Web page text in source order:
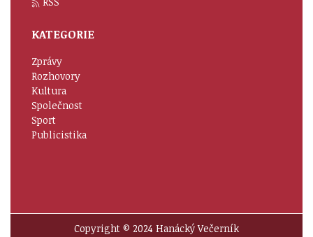
KATEGORIE
Zprávy
Rozhovory
Kultura
Společnost
Sport
Publicistika
Copyright © 2024 Hanácký Večerník